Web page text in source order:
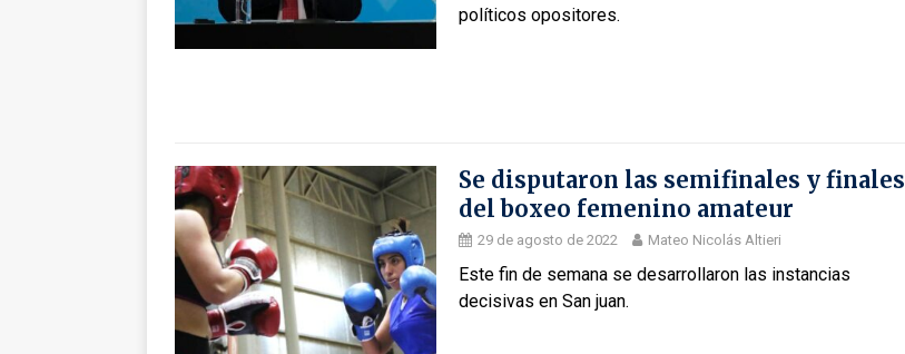
políticos opositores.
Se disputaron las semifinales y finales
del boxeo femenino amateur
29 de agosto de 2022 Mateo Nicolás Altieri
Este fin de semana se desarrollaron las instancias
decisivas en San juan.